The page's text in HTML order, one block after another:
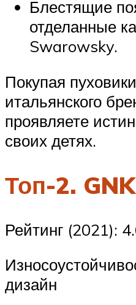
Блестящие
отделанные
Swarowsky.
Покупая
итальянского
проявляете
своих детях.
Топ-2. GNK
Рейтинг (2021):
дизайн